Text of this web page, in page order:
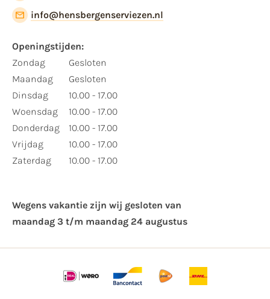
info@hensbergenserviezen.nl
Openingstijden:
Zondag
Maandag
Dinsdag
Woensdag
Donderdag
Vrijdag
Zaterdag
Gesloten
Gesloten
10.00 - 17.00
10.00 - 17.00
10.00 - 17.00
10.00 - 17.00
10.00 - 17.00
Wegens vakantie zijn wij gesloten van ​
maandag 3 t/m maandag 24 augustus